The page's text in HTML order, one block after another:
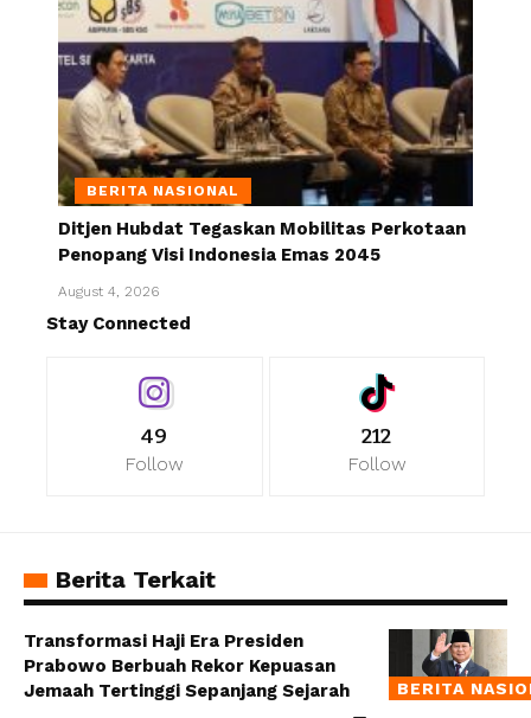
BERITA NASIONAL
Ditjen Hubdat Tegaskan Mobilitas Perkotaan
Penopang Visi Indonesia Emas 2045
August 4, 2026
Stay Connected
49
Follow
212
Follow
Berita Terkait
BERITA
Transformasi Haji Era Presiden
Prabowo Berbuah Rekor Kepuasan
Jemaah Tertinggi Sepanjang Sejarah